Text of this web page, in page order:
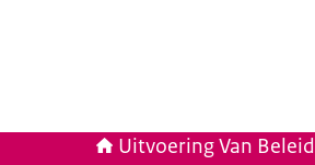
Uitvoering Van Beleid